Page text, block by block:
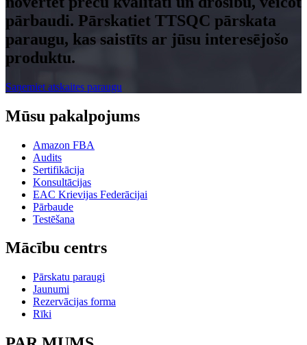
pārbaudi. Pārskatiet TTSQC pārskata
paraugu, kas saistīts ar jūsu interesējošo
produktu.
Saņemiet atskaites paraugu
Mūsu pakalpojums
Amazon FBA
Audits
Sertifikācija
Konsultācijas
EAC Krievijas Federācijai
Pārbaude
Testēšana
Mācību centrs
Pārskatu paraugi
Jaunumi
Rezervācijas forma
Rīki